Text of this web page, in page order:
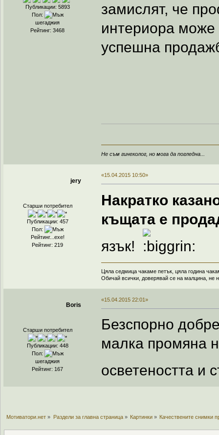
Публикации: 5893
Пол:
шегаджия
Рейтинг: 3468
замислят, че
интериора може
успешна
Не съм гинеколог, но мога да погледна...
jery
Старши потребител
Публикации: 457
Пол:
Рейтинг...ехе!
Рейтинг: 219
«15.04.2015 10:50»
Накратко
къщата е
язък!
Цяла седмица чакаме петък, цяла година
Обичай всички, доверявай се на малцина, не
Boris
Старши потребител
Публикации: 448
Пол:
шегаджия
Рейтинг: 167
«15.04.2015 22:01»
Безспорно
малка промяна
осветеността и
Мотиватори.нет » Раздели за главна страница» Картинки» Качествените снимки